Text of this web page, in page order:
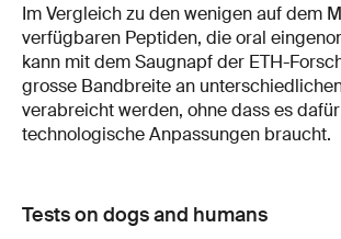
Im Vergleich zu den wenigen auf dem
verfügbaren Peptiden, die oral
kann mit dem Saugnapf der ETH-
grosse Bandbreite an
verabreicht werden, ohne dass es
technologische Anpassungen braucht.
Tests on dogs and humans